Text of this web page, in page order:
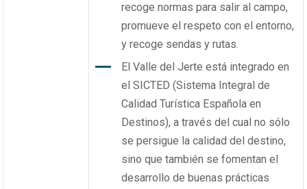
recoge normas para salir al campo,
promueve el respeto con el entorno,
y recoge sendas y rutas.
El Valle del Jerte está integrado en
el SICTED (Sistema Integral de
Calidad Turística Española en
Destinos), a través del cual no sólo
se persigue la calidad del destino,
sino que también se fomentan el
desarrollo de buenas prácticas